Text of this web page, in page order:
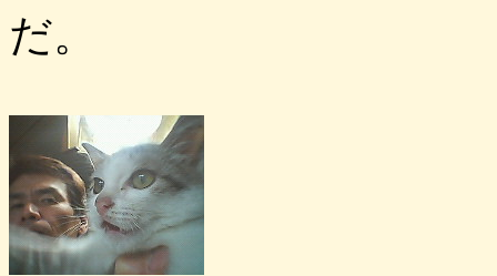
だ。